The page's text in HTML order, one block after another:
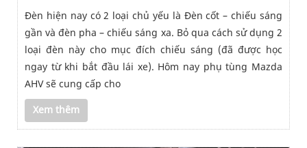
Đèn hiện nay có 2 loại chủ yếu là Đèn cốt – chiếu sáng
gần và đèn pha – chiếu sáng xa. Bỏ qua cách sử dụng 2
loại đèn này cho mục đích chiếu sáng (đã được học
ngay từ khi bắt đầu lái xe). Hôm nay phụ tùng Mazda
AHV sẽ cung cấp cho
Xem thêm